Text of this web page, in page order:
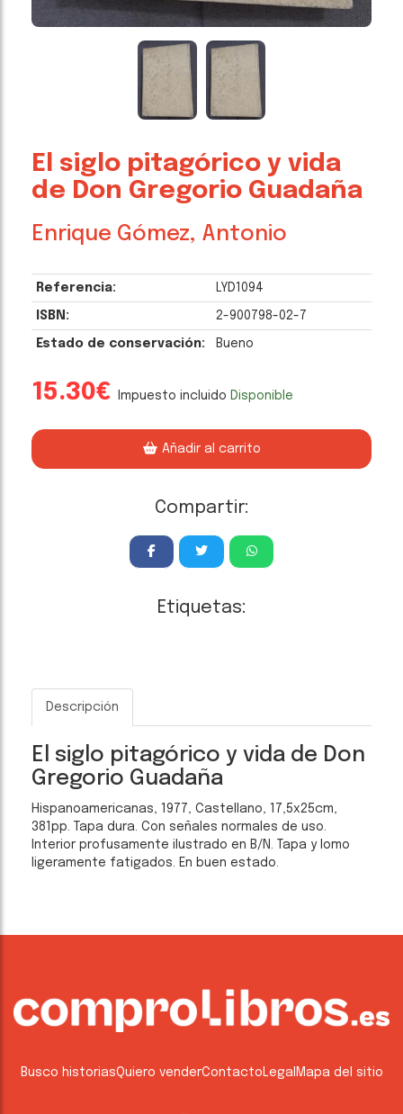
El siglo pitagórico y vida
de Don Gregorio Guadaña
Enrique Gómez, Antonio
Referencia: LYD1094
ISBN: 2-900798-02-7
Estado de conservación: Bueno
15.30€ Impuesto incluido Disponible
Añadir al carrito
Compartir:
Etiquetas:
Descripción
El siglo pitagórico y vida de Don
Gregorio Guadaña
Hispanoamericanas, 1977, Castellano, 17,5x25cm,
381pp. Tapa dura. Con señales normales de uso.
Interior profusamente ilustrado en B/N. Tapa y lomo
ligeramente fatigados. En buen estado.
Busco historiasQuiero venderContacto Legal Mapa del sitio